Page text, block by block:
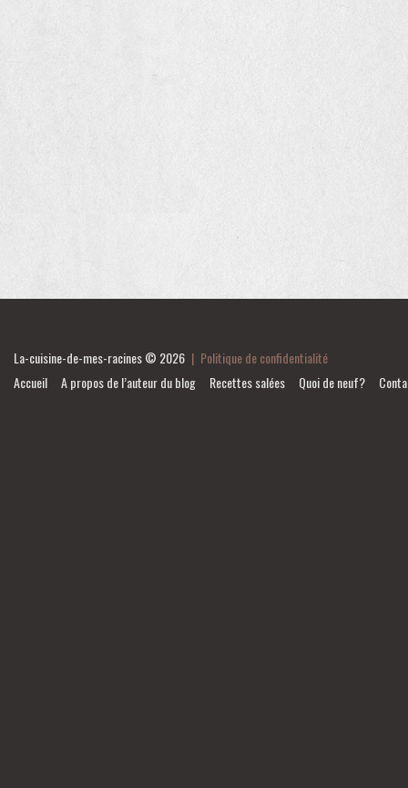
La-cuisine-de-mes-racines© 2026 | Politique de confidentialité
Accueil
A propos de l’auteur du blog Recettes salées Quoi de neuf?